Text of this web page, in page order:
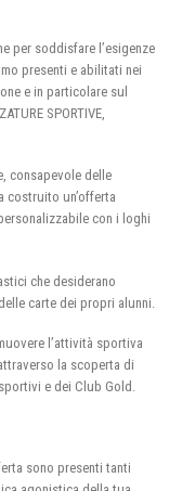
per soddisfare l’esigenze
presenti e abilitati nei
e in particolare sul
SPORTIVE,
consapevole delle
costruito un’offerta
con i loghi
che desiderano
carte dei propri alunni.
l’attività sportiva
la scoperta di
e dei Club Gold.
sono presenti tanti